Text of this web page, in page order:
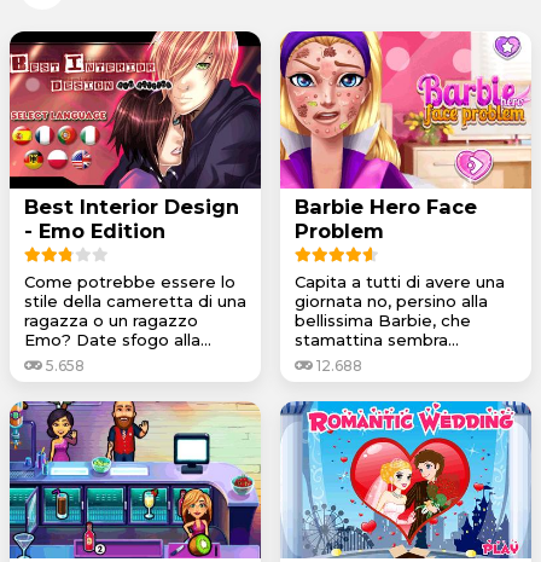
Best Interior Design
- Emo Edition
Come potrebbe essere lo
stile della cameretta di una
ragazza o un ragazzo
Emo? Date sfogo alla...
5.658
Barbie Hero Face
Problem
Capita a tutti di avere una
giornata no, persino alla
bellissima Barbie, che
stamattina sembra...
12.688